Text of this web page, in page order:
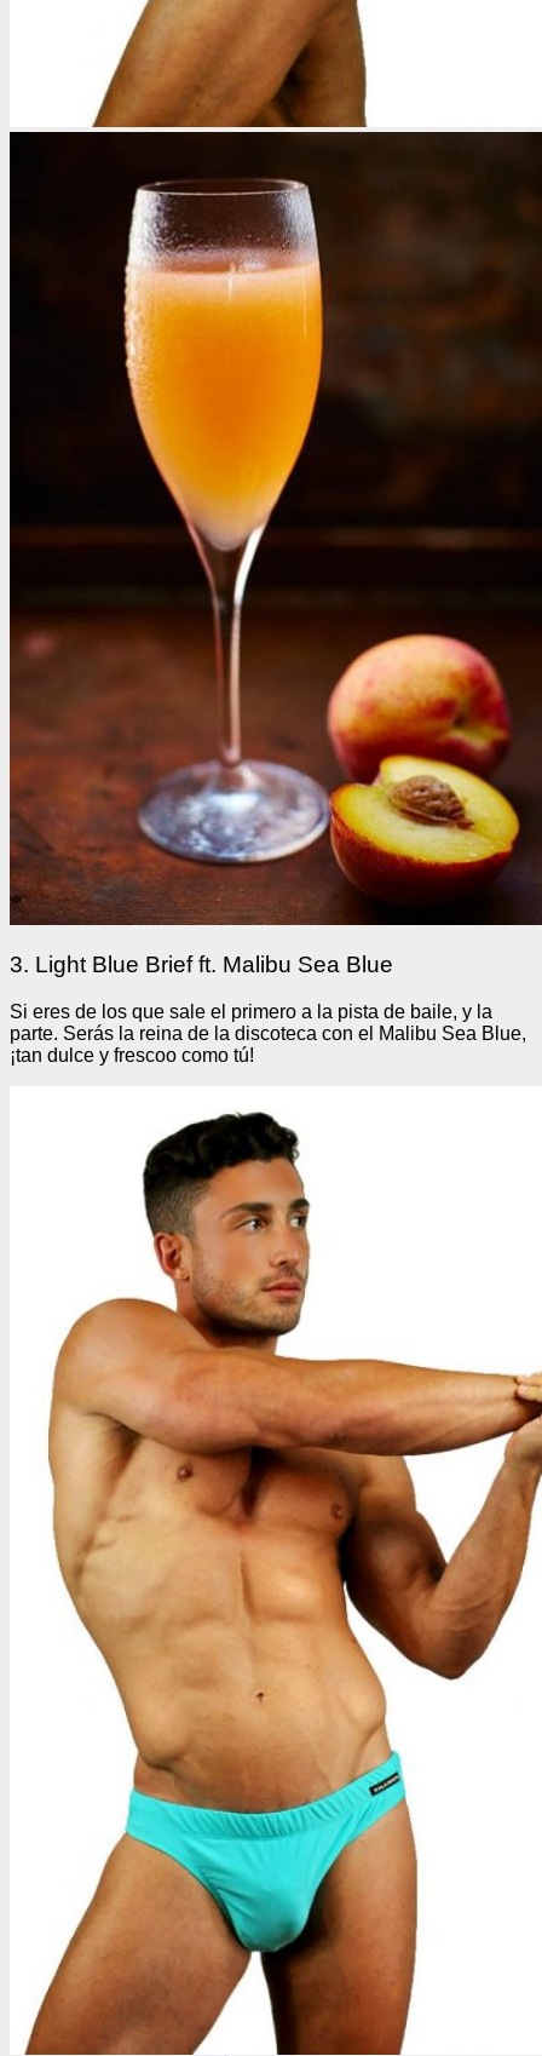
3. Light Blue Brief ft. Malibu Sea Blue
Si eres de los que sale el primero a la pista de baile, y la
parte. Serás la reina de la discoteca con el Malibu Sea Blue,
¡tan dulce y frescoo como tú!